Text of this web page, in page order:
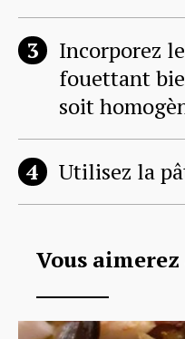
Incorporez
fouettant
soit
Utilisez la
Vous aimerez